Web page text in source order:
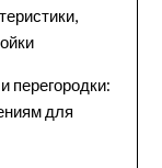
перегородки:
для